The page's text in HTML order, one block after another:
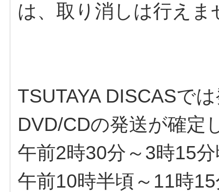
は、取り消しは行えま
TSUTAYA DISCASで
DVD/CDの発送が確定
午前2時30分～3時15
午前10時半頃～11時